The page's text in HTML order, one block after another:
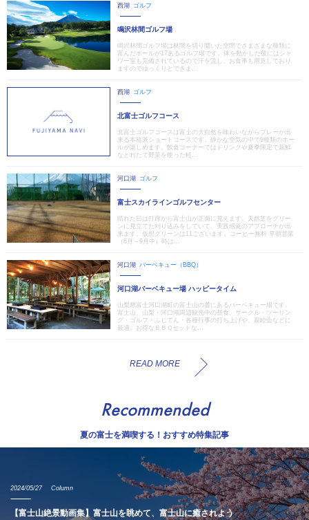
西湖 ゴルフ
鳴沢林間ゴルフ場
鳴沢林間ゴルフ場は林間を切り開いた空間でさまざまな種類に
富んだホールが17あるゴルフ場です。体を動かした後にはシャ
ワー室も完備されているので汗を流し、お食事も用意しており
ますのでゆっくりとできま...
西湖 ゴルフ
北富士ゴルフコース
北富士ゴルフコースは富士の大自然を味わいながらプレーが出
来る本格派ショートコースです。静かな空気の中で9種類のホー
ルが楽しめます。飲食コーナーではドリンクや夏季限定で新鮮
なとれたて野菜を使った軽...
河口湖 ゴルフ
富士スカイラインゴルフセンター
晴れた日は打席から富士山が正面に見えます。天然芝をグリー
ンに見立てた刈り込みをしていて、実践感覚のアプローチが出
来ます。仮想グリーンは11ございます。コーヒー無料 早朝営業
（6月～9月中）時は...
河口湖 バーベキュー（BBQ）
河口湖バーベキュー場 ハッピータイム
山梨県富士河口湖町の富士山の麓にあるバーベキュー場です。
富士山、山梨・河口湖周辺観光中の昼食、サークル・ツーリン
グ・ゴルフ・ふじてん・各種行事の打ち上げや、親睦会などに
最適。お得なＢＢＱセットな...
READ MORE
Recommended
夏の富士を満喫する！おすすめ特集記事
2024/05/27 Column
【富士山絶景動画集】富士山を眺めて、富士山に癒されよう